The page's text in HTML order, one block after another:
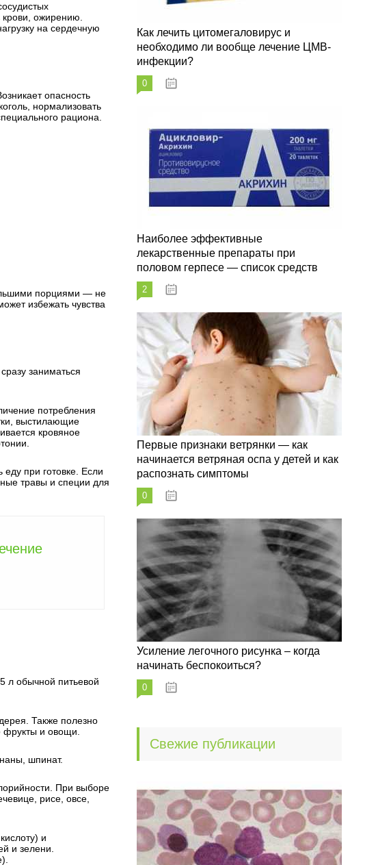
ожирению.
на сердечную
опасность
нормализовать
рациона.
порциями — не
избежать чувства
заниматься
потребления
выстилающие
кровяное
при готовке. Если
травы и специи для
л обычной питьевой
Также полезно
фрукты и овощи.
шпинат.
При выборе
рисе, овсе,
и
и зелени.
Как лечить цитомегаловирус и
необходимо ли вообще лечение ЦМВ-
инфекции?
0
Наиболее эффективные
лекарственные препараты при
половом герпесе — список средств
2
Первые признаки ветрянки — как
начинается ветряная оспа у детей и как
распознать симптомы
0
Усиление легочного рисунка – когда
начинать беспокоиться?
0
Свежие публикации